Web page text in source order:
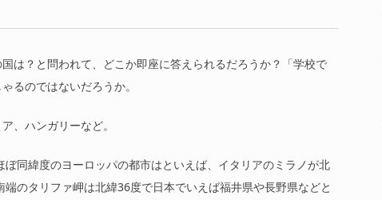
は？と問われて、どこか即座に答えられるだろうか？「学校で
るのではないだろうか。
、ハンガリーなど。
同緯度のヨーロッパの都市はといえば、イタリアのミラノが北
のタリファ岬は北緯36度で日本でいえば福井県や長野県などと